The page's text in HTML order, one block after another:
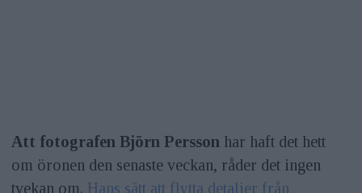
Att fotografen Björn Persson har haft det hett
om öronen den senaste veckan, råder det ingen
tvekan om. Hans sätt att flytta detaljer från